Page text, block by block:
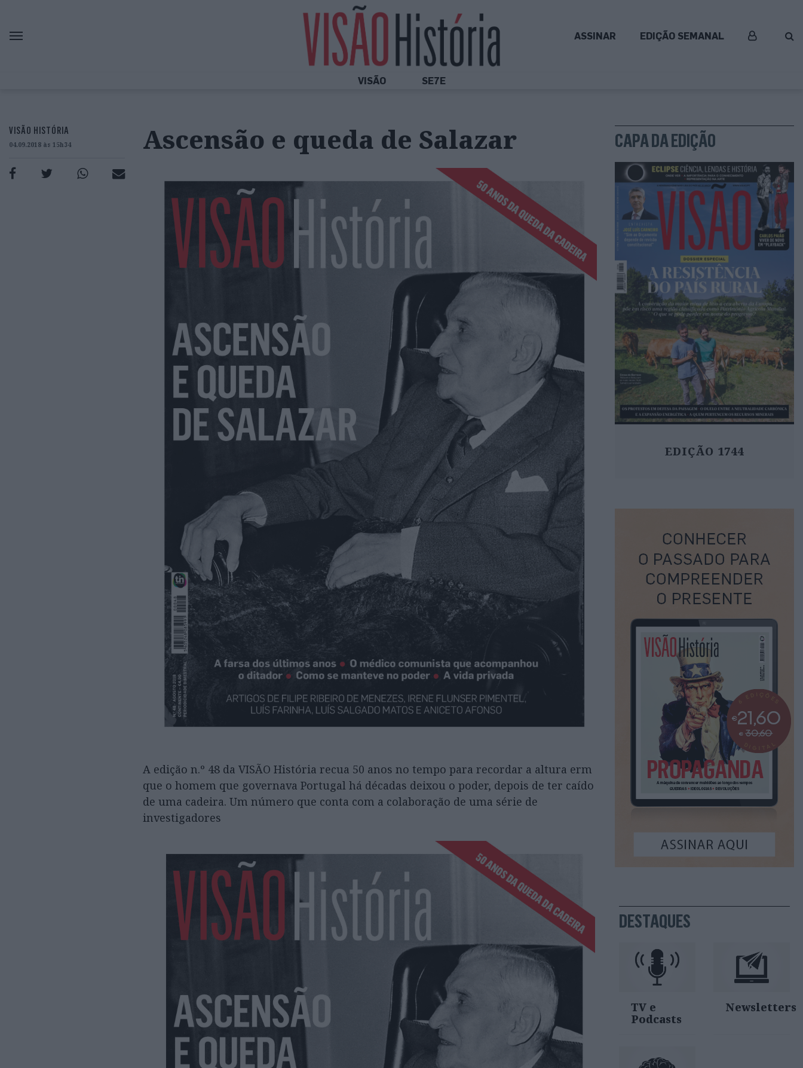
ASSINAR EDIÇÃO SEMANAL
VISÃO SE7E
VISÃO HISTÓRIA
04.09.2018 às 15h34 Ascensão e queda de Salazar
A edição n.º 48 da VISÃO História recua 50 anos no tempo para recordar a altura erm
que o homem que governava Portugal há décadas deixou o poder, depois de ter caído
de uma cadeira. Um número que conta com a colaboração de uma série de
investigadores
CAPA DA EDIÇÃO
EDIÇÃO 1744
DESTAQUES
TV e
Podcasts
Newsletters